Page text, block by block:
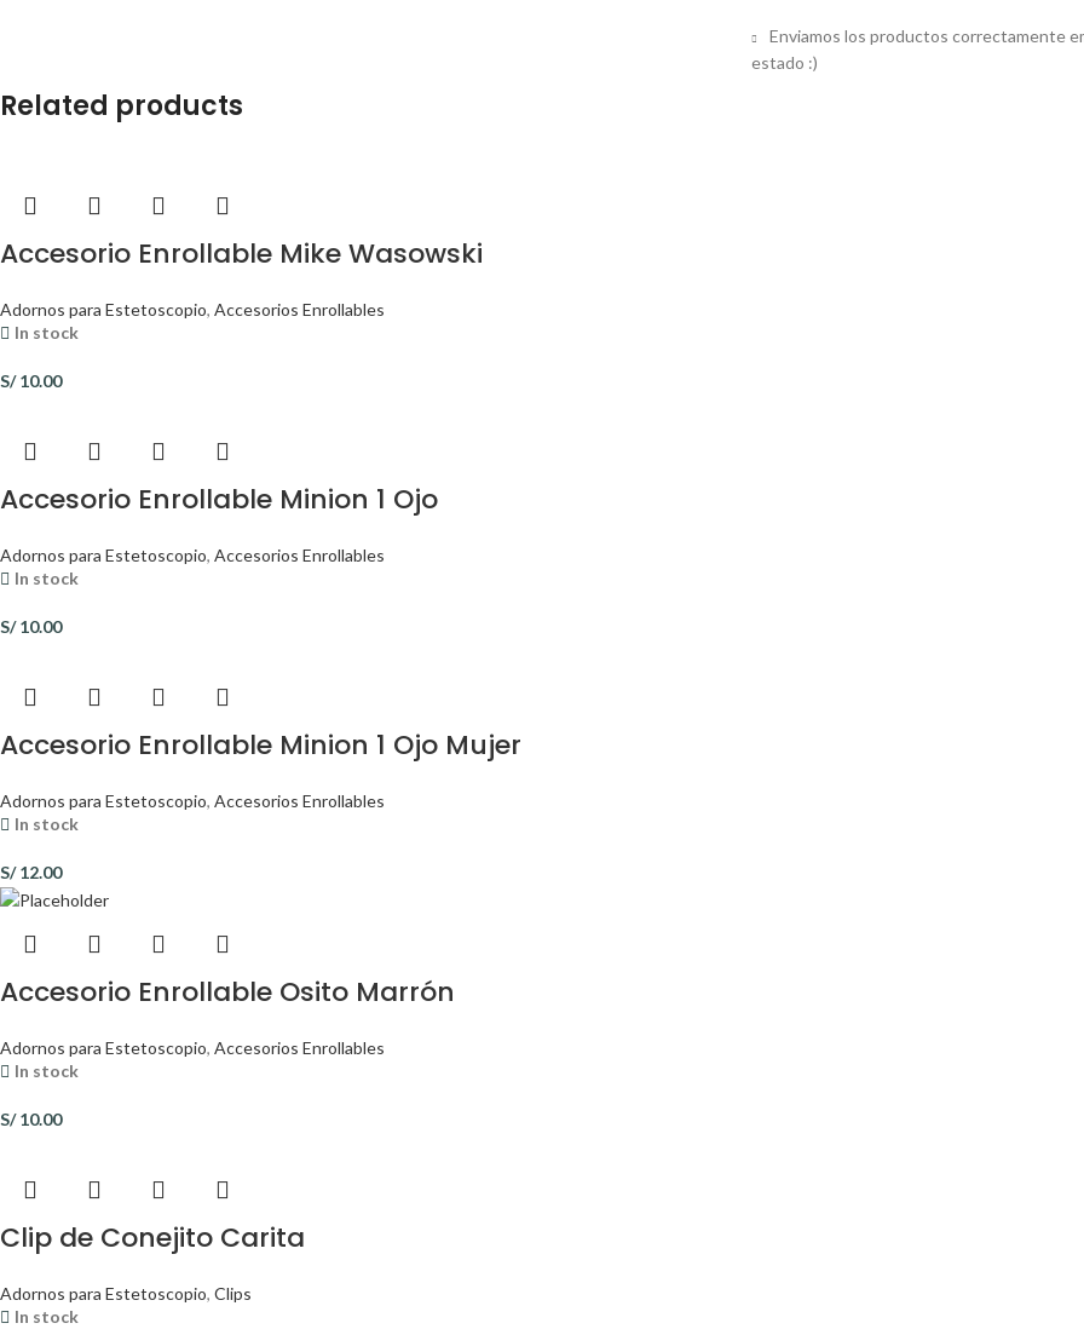
Enviamos los productos correctamente
estado :)
Related products
Accesorio Enrollable Mike Wasowski
Adornos para Estetoscopio, Accesorios Enrollables
In stock
S/10.00
Accesorio Enrollable Minion 1 Ojo
Adornos para Estetoscopio, Accesorios Enrollables
In stock
S/10.00
Accesorio Enrollable Minion 1 Ojo Mujer
Adornos para Estetoscopio, Accesorios Enrollables
In stock
S/12.00
Accesorio Enrollable Osito Marrón
Adornos para Estetoscopio, Accesorios Enrollables
In stock
S/10.00
Clip de Conejito Carita
Adornos para Estetoscopio, Clips
In stock